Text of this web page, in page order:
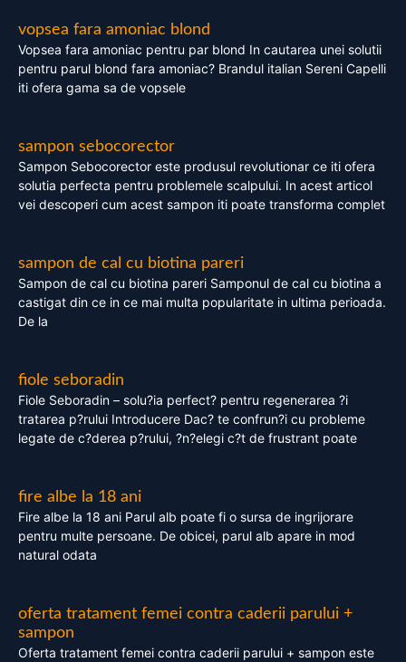
vopsea fara amoniac blond
Vopsea fara amoniac pentru par blond In cautarea unei solutii
pentru parul blond fara amoniac? Brandul italian Sereni Capelli
iti ofera gama sa de vopsele
sampon sebocorector
Sampon Sebocorector este produsul revolutionar ce iti ofera
solutia perfecta pentru problemele scalpului. In acest articol
vei descoperi cum acest sampon iti poate transforma complet
sampon de cal cu biotina pareri
Sampon de cal cu biotina pareri Samponul de cal cu biotina a
castigat din ce in ce mai multa popularitate in ultima perioada.
De la
fiole seboradin
Fiole Seboradin – solu?ia perfect? pentru regenerarea ?i
tratarea p?rului Introducere Dac? te confrun?i cu probleme
legate de c?derea p?rului, ?n?elegi c?t de frustrant poate
fire albe la 18 ani
Fire albe la 18 ani Parul alb poate fi o sursa de ingrijorare
pentru multe persoane. De obicei, parul alb apare in mod
natural odata
oferta tratament femei contra caderii parului +
sampon
Oferta tratament femei contra caderii parului + sampon este